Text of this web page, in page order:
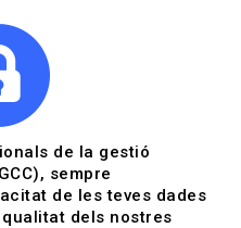
de la gestió
sempre
de les teves dades
dels nostres